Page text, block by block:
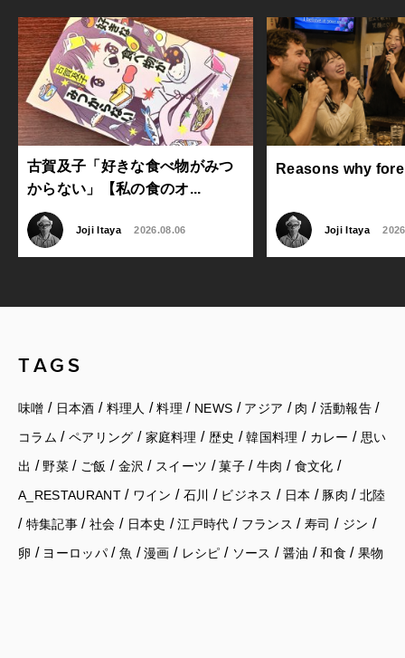
古賀及子「好きな食べ物がみつ
からない」【私の食のオ...
Joji Itaya 2026.08.06
Reasons why
Joji Itaya
TAGS
味噌 / 日本酒 / 料理人 /料理 / NEWS / アジア / 肉 / 活動報告/
コラム / ペアリング / 家庭料理 / 歴史 /韓国料理 / カレー / 思い
出 / 野菜/ ご飯 / 金沢 / スイーツ /菓子 / 牛肉 / 食文化 /
A_RESTAURANT/ ワイン / 石川 / ビジネス / 日本 / 豚肉 / 北陸
/ 特集記事/ 社会 / 日本史 /江戸時代 / フランス / 寿司 / ジン /
卵 / ヨーロッパ/ 魚 /漫画 / レシピ / ソース / 醤油 /和食 / 果物